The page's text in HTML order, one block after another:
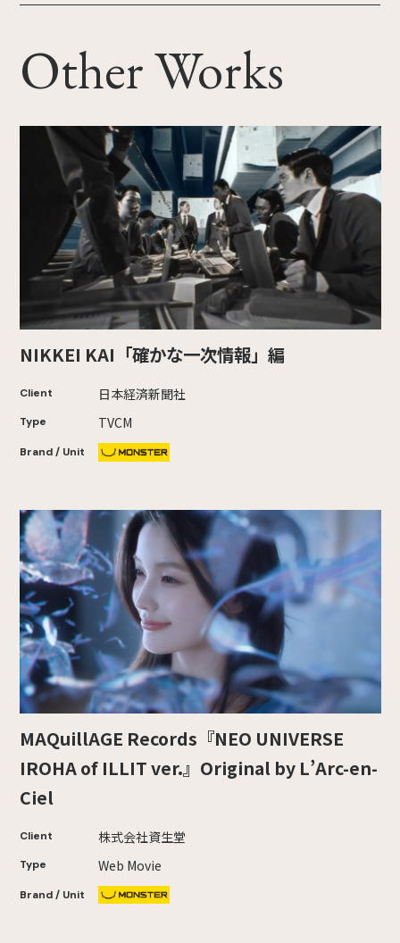
Other Works
NIKKEI KAI「確かな一次情報」編
Client 日本経済新聞社
Type TVCM
Brand / Unit
MAQuillAGE Records『NEO UNIVERSE
IROHA of ILLIT ver.』Original by L’Arc-en-
Ciel
Client 株式会社資生堂
Type Web Movie
Brand / Unit